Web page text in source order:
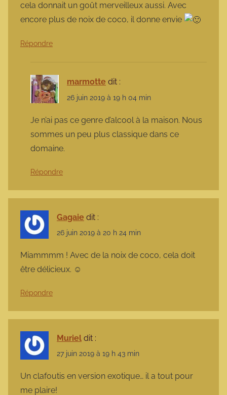
cela donnait un goût merveilleux aussi. Avec
encore plus de noix de coco, il donne envie
Répondre
marmotte dit :
26 juin 2019 à 19 h 04 min
Je n’ai pas ce genre d’alcool à la maison. Nous
sommes un peu plus classique dans ce
domaine.
Répondre
Gagaie dit :
26 juin 2019 à 20 h 24 min
Miammmm ! Avec de la noix de coco, cela doit
être délicieux. ☺
Répondre
Muriel dit :
27 juin 2019 à 19 h 43 min
Un clafoutis en version exotique… il a tout pour
me plaire!